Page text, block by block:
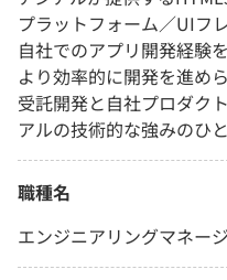
プラットフォーム／UIフ
自社でのアプリ開発経験
より効率的に開発を進め
受託開発と自社プロダク
アルの技術的な強みのひと
職種名
エンジニアリングマネー